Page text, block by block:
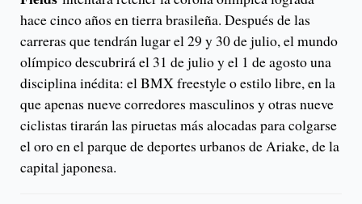
hace cinco años en tierra brasileña. Después de las
carreras que tendrán lugar el 29 y 30 de julio, el mundo
olímpico descubrirá el 31 de julio y el 1 de agosto una
disciplina inédita: el BMX freestyle o estilo libre, en la
que apenas nueve corredores masculinos y otras nueve
ciclistas tirarán las piruetas más alocadas para colgarse
el oro en el parque de deportes urbanos de Ariake, de la
capital japonesa.